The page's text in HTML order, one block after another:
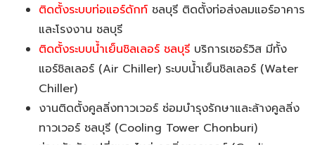
ติดตั้งระบบท่อแอร์ดักท์ ชลบุรี ติดตั้งท่อส่งลมแอร์อาคาร
และโรงงาน ชลบุรี
ติดตั้งระบบน้ำเย็นชิลเลอร์ ชลบุรี บริการเซอร์วิส มีทั้ง
แอร์ชิลเลอร์ (Air Chiller) ระบบน้ำเย็นชิลเลอร์ (Water
Chiller)
งานติดตั้งคูลลิ่งทาวเวอร์ ซ่อมบำรุงรักษาและล้างคูลลิ่ง
ทาวเวอร์ ชลบุรี (Cooling Tower Chonburi)